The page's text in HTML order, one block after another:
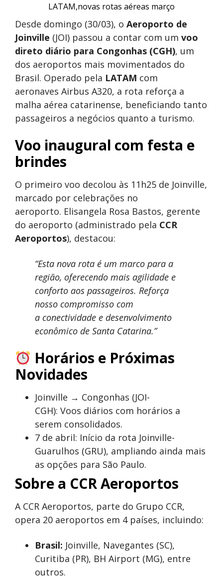
Desde domingo (30/03), o Aeroporto de
Joinville (JOI) passou a contar com um voo
direto diário para Congonhas (CGH), um
dos aeroportos mais movimentados do
Brasil. Operado pela LATAM com
aeronaves Airbus A320, a rota reforça a
malha aérea catarinense, beneficiando tanto
passageiros a negócios quanto a turismo.
Voo inaugural com festa e
brindes
O primeiro voo decolou às 11h25 de Joinville,
marcado por celebrações no
aeroporto. Elisangela Rosa Bastos, gerente
do aeroporto (administrado pela CCR
Aeroportos), destacou:
“Esta nova rota é um marco para a
região, oferecendo mais agilidade e
conforto aos passageiros. Reforça
nosso compromisso com
a conectividade e desenvolvimento
econômico de Santa Catarina.”
Horários e Próximas
Novidades
Joinville → Congonhas (JOI-
CGH): Voos diários com horários a
serem consolidados.
7 de abril: Início da rota Joinville-
Guarulhos (GRU), ampliando ainda mais
as opções para São Paulo.
Sobre a CCR Aeroportos
A CCR Aeroportos, parte do Grupo CCR,
opera 20 aeroportos em 4 países, incluindo:
Brasil: Joinville, Navegantes (SC),
Curitiba (PR), BH Airport (MG), entre
outros.